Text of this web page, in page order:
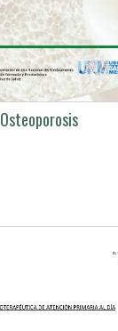
Osteoporosis